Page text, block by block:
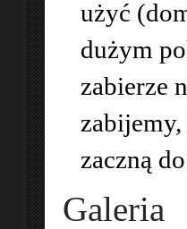
użyć
dużym
zabierze
zaczną
Galeria